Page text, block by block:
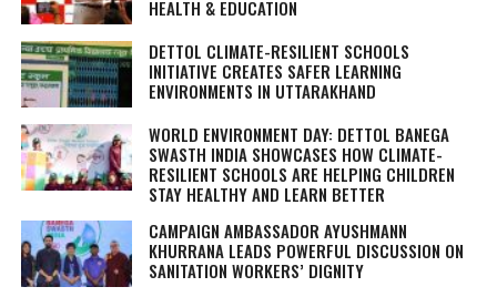
HEALTH & EDUCATION
DETTOL CLIMATE-RESILIENT SCHOOLS
INITIATIVE CREATES SAFER LEARNING
ENVIRONMENTS IN UTTARAKHAND
WORLD ENVIRONMENT DAY: DETTOL BANEGA
SWASTH INDIA SHOWCASES HOW CLIMATE-
RESILIENT SCHOOLS ARE HELPING CHILDREN
STAY HEALTHY AND LEARN BETTER
CAMPAIGN AMBASSADOR AYUSHMANN
KHURRANA LEADS POWERFUL DISCUSSION ON
SANITATION WORKERS’ DIGNITY